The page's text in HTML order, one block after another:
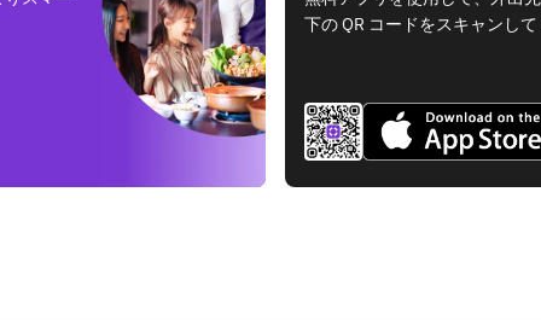
下の QR コードをスキャンし